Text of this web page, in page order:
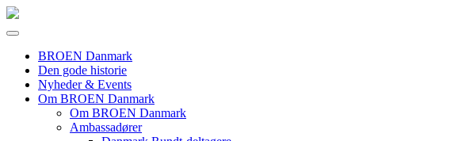
BROEN Danmark
Den gode historie
Nyheder & Events
Om BROEN Danmark
Om BROEN Danmark
Ambassadører